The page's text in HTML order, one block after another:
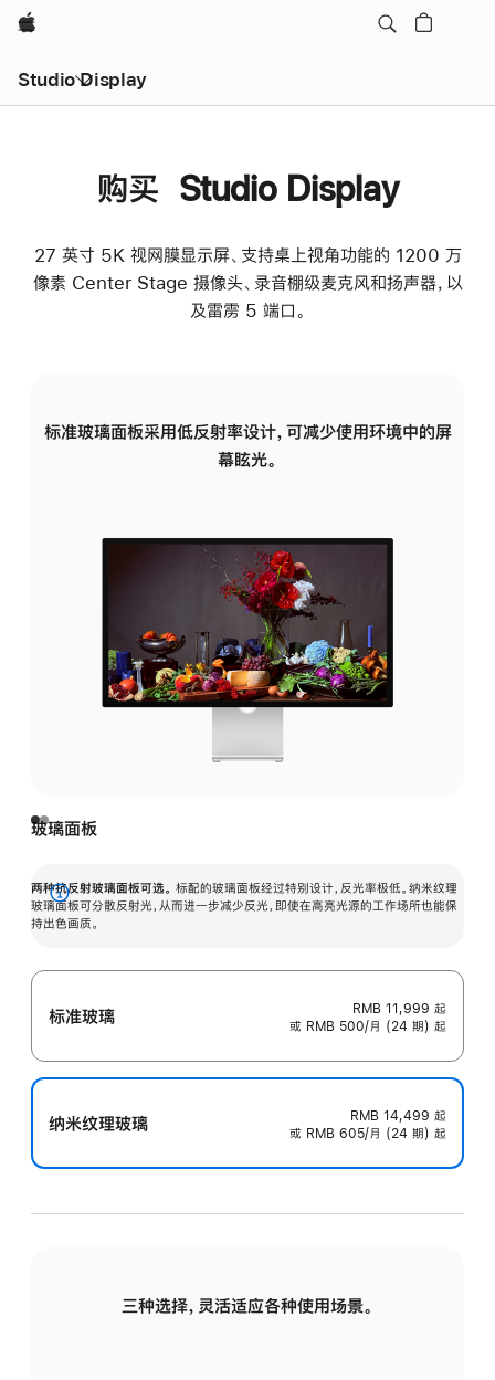
Apple
Studio Display
购买 Studio Display
27 英寸 5K 视网膜显示屏、支持桌上视角功能的 1200 万
像素 Center Stage 摄像头、录音棚级麦克风和扬声器，以
及雷雳 5 端口。
标准玻璃面板采用低反射率设计，可减少使用环境中的屏
幕眩光。
玻璃面板
两种抗反射玻璃面板可选。 标配的玻璃面板经过特别设计，反光率极低。纳米纹理
玻璃面板可分散反射光，从而进一步减少反光，即使在高亮光源的工作场所也能保
持出色画质。
展
开
标准玻璃 RMB 11,999 起
或 RMB 500/月 (24 期) 起
纳米纹理玻璃 RMB 14,499 起
或 RMB 605/月 (24 期) 起
三种选择，灵活适应各种使用场景。